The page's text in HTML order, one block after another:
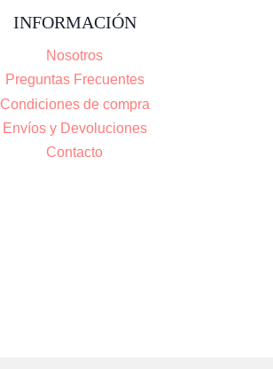
INFORMACIÓN
Nosotros
Preguntas Frecuentes
Condiciones de compra
Envíos y Devoluciones
Contacto